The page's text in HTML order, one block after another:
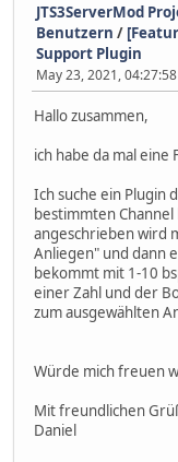
JTS3ServerMod
Benutzern /
Support Plugin
May 23, 2021,
Hallo zusammen,
ich habe da mal eine
Ich suche ein Plugin
bestimmten
angeschrieben wird
Anliegen" und dann
bekommt mit 1-10
einer Zahl und der
zum ausgewählten
Würde mich freuen
Mit freundlichen
Daniel